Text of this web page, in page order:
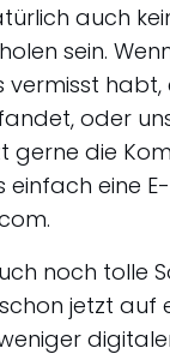
auch
sein.
habt,
oder
gerne die
einfach eine
noch tolle
jetzt auf